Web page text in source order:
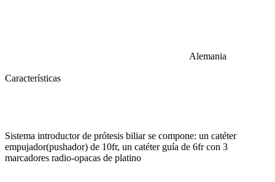
Alemania
Características
Sistema introductor de prótesis biliar se compone: un catéter
empujador(pushador) de 10fr, un catéter guía de 6fr con 3
marcadores radio-opacas de platino